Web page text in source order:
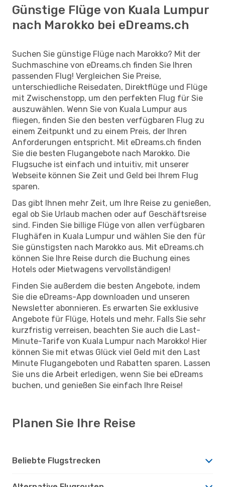
Günstige Flüge von Kuala Lumpur
nach Marokko bei eDreams.ch
Suchen Sie günstige Flüge nach Marokko? Mit der
Suchmaschine von eDreams.ch finden Sie Ihren
passenden Flug! Vergleichen Sie Preise,
unterschiedliche Reisedaten, Direktflüge und Flüge
mit Zwischenstopp, um den perfekten Flug für Sie
auszuwählen. Wenn Sie von Kuala Lumpur aus
fliegen, finden Sie den besten verfügbaren Flug zu
einem Zeitpunkt und zu einem Preis, der Ihren
Anforderungen entspricht. Mit eDreams.ch finden
Sie die besten Flugangebote nach Marokko. Die
Flugsuche ist einfach und intuitiv, mit unserer
Webseite können Sie Zeit und Geld bei Ihrem Flug
sparen.
Das gibt Ihnen mehr Zeit, um Ihre Reise zu genießen,
egal ob Sie Urlaub machen oder auf Geschäftsreise
sind. Finden Sie billige Flüge von allen verfügbaren
Flughäfen in Kuala Lumpur und wählen Sie den für
Sie günstigsten nach Marokko aus. Mit eDreams.ch
können Sie Ihre Reise durch die Buchung eines
Hotels oder Mietwagens vervollständigen!
Finden Sie außerdem die besten Angebote, indem
Sie die eDreams-App downloaden und unseren
Newsletter abonnieren. Es erwarten Sie exklusive
Angebote für Flüge, Hotels und mehr. Falls Sie sehr
kurzfristig verreisen, beachten Sie auch die Last-
Minute-Tarife von Kuala Lumpur nach Marokko! Hier
können Sie mit etwas Glück viel Geld mit den Last
Minute Flugangeboten und Rabatten sparen. Lassen
Sie uns die Arbeit erledigen, wenn Sie bei eDreams
buchen, und genießen Sie einfach Ihre Reise!
Planen Sie Ihre Reise
Beliebte Flugstrecken